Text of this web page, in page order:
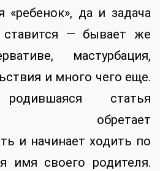
«ребенок», да и задача
ставится — бывает же
мастурбация,
и много чего еще.
статья
обретает
и начинает ходить по
имя своего родителя.